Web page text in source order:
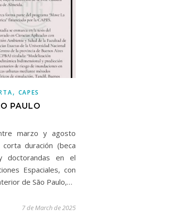
, CAPES
PAULO
marzo y agosto
duración (beca
doctorandas en el
Espaciales, con
de São Paulo,…
7 de March de 2025